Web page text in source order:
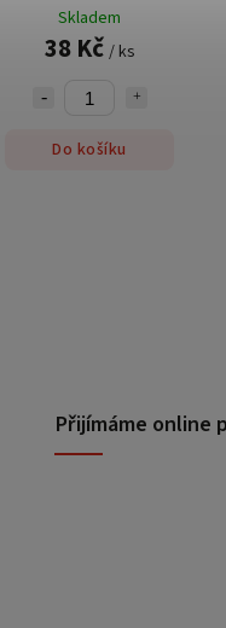
Skladem
38 Kč / ks
Do košíku
Přijímáme online